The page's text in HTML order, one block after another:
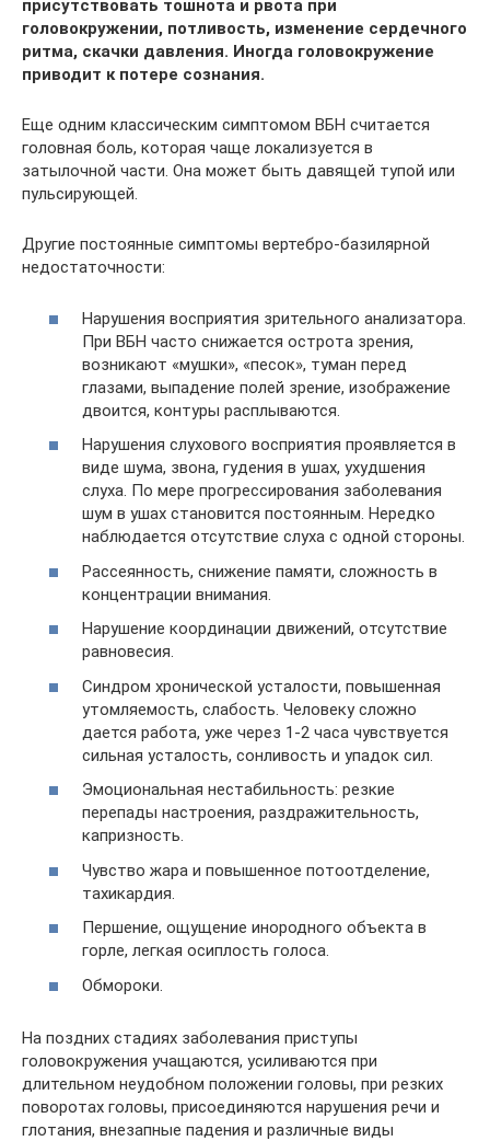
присутствовать тошнота и рвота при
головокружении, потливость, изменение сердечного
ритма, скачки давления. Иногда головокружение
приводит к потере сознания.
Еще одним классическим симптомом ВБН считается
головная боль, которая чаще локализуется в
затылочной части. Она может быть давящей тупой или
пульсирующей.
Другие постоянные симптомы вертебро-базилярной
недостаточности:
Нарушения восприятия зрительного анализатора.
При ВБН часто снижается острота зрения,
возникают «мушки», «песок», туман перед
глазами, выпадение полей зрение, изображение
двоится, контуры расплываются.
Нарушения слухового восприятия проявляется в
виде шума, звона, гудения в ушах, ухудшения
слуха. По мере прогрессирования заболевания
шум в ушах становится постоянным. Нередко
наблюдается отсутствие слуха с одной стороны.
Рассеянность, снижение памяти, сложность в
концентрации внимания.
Нарушение координации движений, отсутствие
равновесия.
Синдром хронической усталости, повышенная
утомляемость, слабость. Человеку сложно
дается работа, уже через 1-2 часа чувствуется
сильная усталость, сонливость и упадок сил.
Эмоциональная нестабильность: резкие
перепады настроения, раздражительность,
капризность.
Чувство жара и повышенное потоотделение,
тахикардия.
Першение, ощущение инородного объекта в
горле, легкая осиплость голоса.
Обмороки.
На поздних стадиях заболевания приступы
головокружения учащаются, усиливаются при
длительном неудобном положении головы, при резких
поворотах головы, присоединяются нарушения речи и
глотания, внезапные падения и различные виды